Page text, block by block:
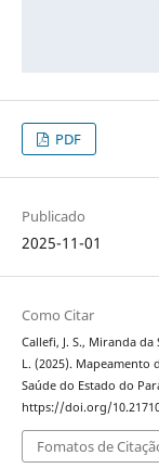
PDF
Publicado
2025-11-01
Como Citar
Callefi, J. S., Miranda
L. (2025). Mapeamento
Saúde do Estado do
https://doi.org/
Fomatos de